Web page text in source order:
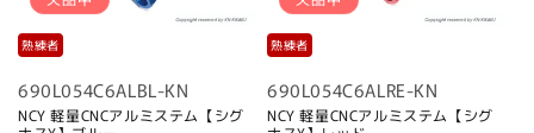
熟練者
690L054C6ALBL-KN
NCY 軽量CNCアルミステム【シグ
熟練者
690L054C6ALRE-KN
NCY 軽量CNCアルミステム【シグ